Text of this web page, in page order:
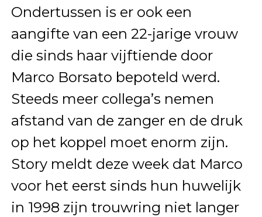
Ondertussen is er ook een
aangifte van een 22-jarige vrouw
die sinds haar vijftiende door
Marco Borsato bepoteld werd.
Steeds meer collega’s nemen
afstand van de zanger en de druk
op het koppel moet enorm zijn.
Story meldt deze week dat Marco
voor het eerst sinds hun huwelijk
in 1998 zijn trouwring niet langer